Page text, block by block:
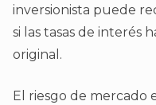
inversionista puede
si las tasas de interés
original.
El riesgo de mercado